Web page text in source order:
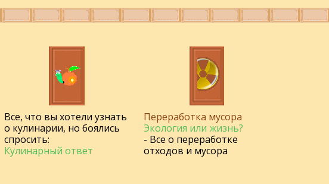
Все, что вы хотели узнать
о кулинарии, но боялись
спросить:
Кулинарный ответ
Переработка мусора
Экология или жизнь?
- Все о переработке
отходов и мусора